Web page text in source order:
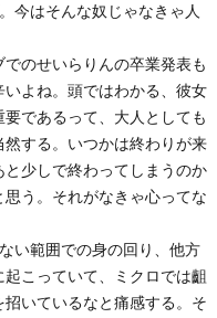
今はそんな奴じゃなきゃ人
のせいらりんの卒業発表も
よね。頭ではわかる、彼女
であるって、大人としても
する。いつかは終わりが来
少しで終わってしまうのか
う。それがなきゃ心ってな
い範囲での身の回り、他方
こっていて、ミクロでは齟
いているなと痛感する。そ